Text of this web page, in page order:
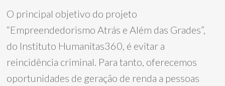
O principal objetivo do projeto
“Empreendedorismo Atrás e Além das Grades”,
do Instituto Humanitas360, é evitar a
reincidência criminal. Para tanto, oferecemos
oportunidades de geração de renda a pessoas